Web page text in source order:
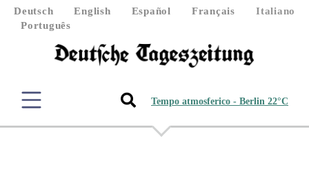
Deutsch English Español Français
Italiano
Português
Tempo atmosferico - Berlin 22°C